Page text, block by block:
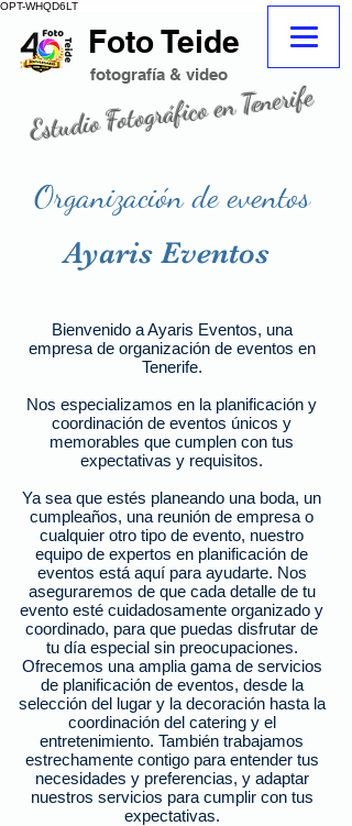
OPT-WHQD6LT
fotografo
adeje
fotografía & video
Estudio Fotográfico en Tenerife
Foto Teide
Organización de eventos
Ayaris Eventos
Bienvenido a Ayaris Eventos, una
empresa de organización de eventos en
Tenerife.
Nos especializamos en la planificación y
coordinación de eventos únicos y
memorables que cumplen con tus
expectativas y requisitos.
Ya sea que estés planeando una boda, un
cumpleaños, una reunión de empresa o
cualquier otro tipo de evento, nuestro
equipo de expertos en planificación de
eventos está aquí para ayudarte. Nos
aseguraremos de que cada detalle de tu
evento esté cuidadosamente organizado y
coordinado, para que puedas disfrutar de
tu día especial sin preocupaciones.
Ofrecemos una amplia gama de servicios
de planificación de eventos, desde la
selección del lugar y la decoración hasta la
coordinación del catering y el
entretenimiento. También trabajamos
estrechamente contigo para entender tus
necesidades y preferencias, y adaptar
nuestros servicios para cumplir con tus
expectativas.